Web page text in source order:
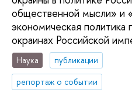
общественной мысли» и
экономическая политика
окраинах Российской
Наука
публикации
репортаж о событии